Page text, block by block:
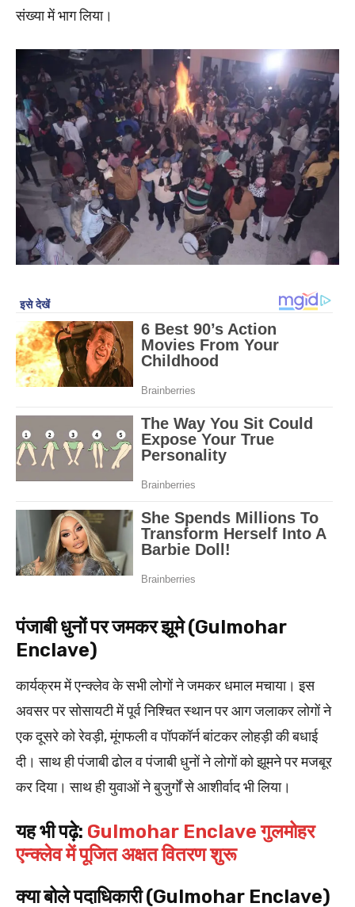
संख्या में भाग लिया।
पंजाबी धुनों पर जमकर झूमे (Gulmohar
Enclave)
कार्यक्रम में एन्क्लेव के सभी लोगों ने जमकर धमाल मचाया। इस
अवसर पर सोसायटी में पूर्व निश्चित स्थान पर आग जलाकर लोगों ने
एक दूसरे को रेवड़ी, मूंगफली व पॉपकॉर्न बांटकर लोहड़ी की बधाई
दी। साथ ही पंजाबी ढोल व पंजाबी धुनों ने लोगों को झूमने पर मजबूर
कर दिया। साथ ही युवाओं ने बुजुर्गों से आशीर्वाद भी लिया।
यह भी पढ़े: Gulmohar Enclave गुलमोहर
एन्क्लेव में पूजित अक्षत वितरण शुरू
क्या बोले पदाधिकारी (Gulmohar Enclave)